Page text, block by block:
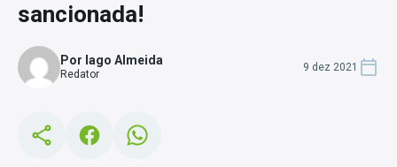
sancionada!
Por Iago Almeida
Redator
9 dez 2021